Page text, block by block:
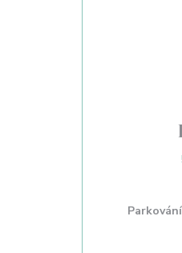
Parkování